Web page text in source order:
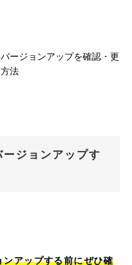
ージョンアップを確認・更
法
ジョンアップす
アップする前にぜひ確